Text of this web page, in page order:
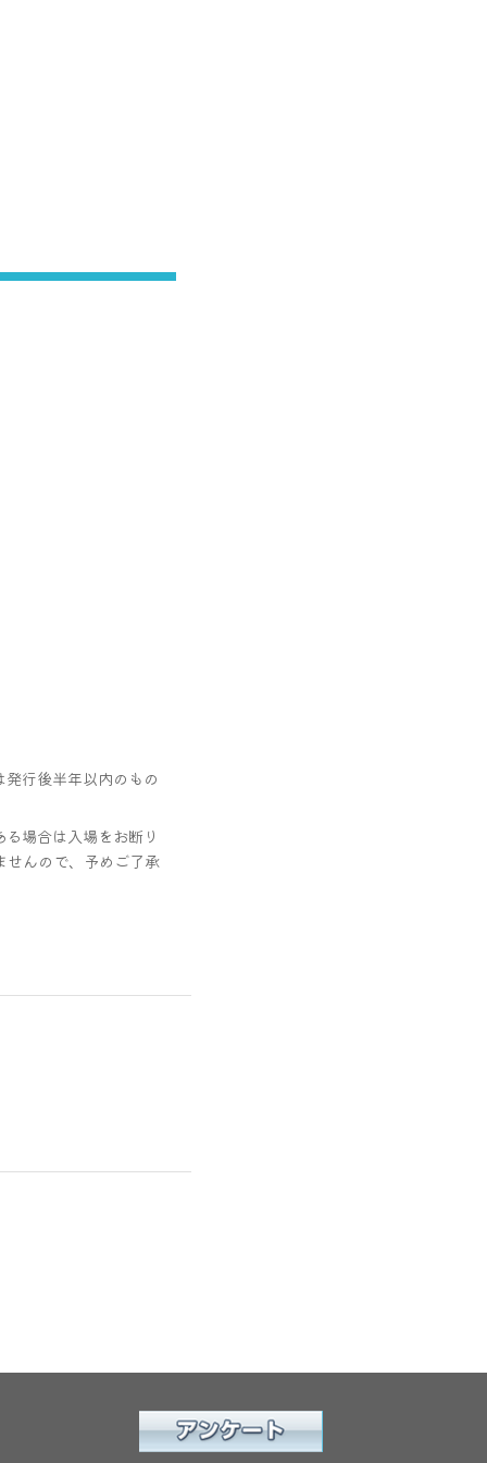
行後半年以内のもの
場合は入場をお断り
せんので、予めご了承